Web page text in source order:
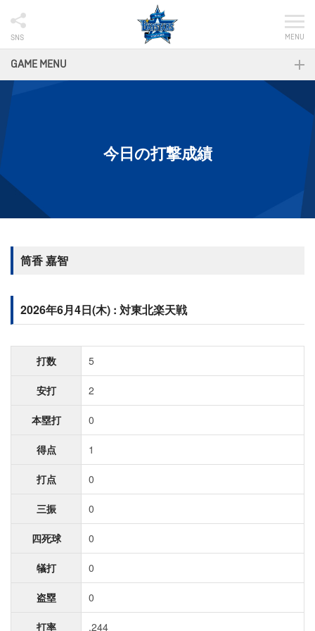
SNS MENU
GAME MENU
今日の打撃成績
筒香 嘉智
2026年6月4日(木) : 対東北楽天戦
打数 5
安打 2
本塁打 0
得点 1
打点 0
三振 0
四死球 0
犠打 0
盗塁 0
打率 .244